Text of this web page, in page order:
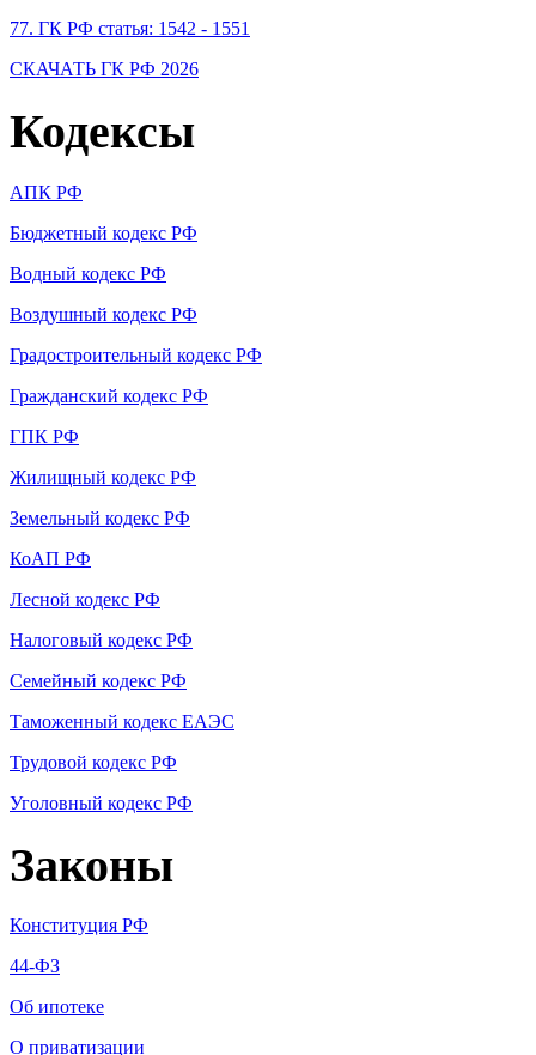
77. ГК РФ статья: 1542 - 1551
СКАЧАТЬ ГК РФ 2026
Кодексы
АПК РФ
Бюджетный кодекс РФ
Водный кодекс РФ
Воздушный кодекс РФ
Градостроительный кодекс РФ
Гражданский кодекс РФ
ГПК РФ
Жилищный кодекс РФ
Земельный кодекс РФ
КоАП РФ
Лесной кодекс РФ
Налоговый кодекс РФ
Семейный кодекс РФ
Таможенный кодекс ЕАЭС
Трудовой кодекс РФ
Уголовный кодекс РФ
Законы
Конституция РФ
44-ФЗ
Об ипотеке
О приватизации